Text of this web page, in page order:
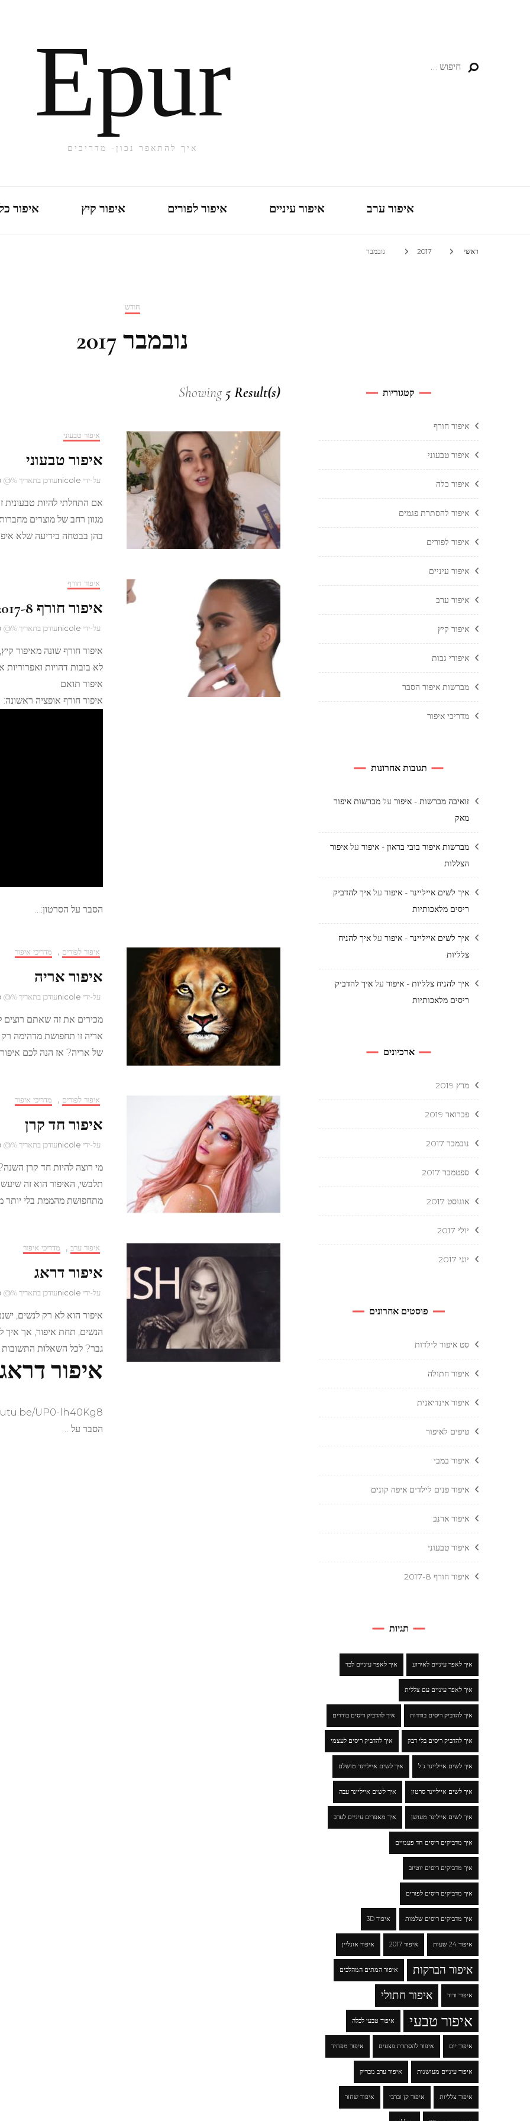
חיפוש: Epur
איך להתאפר נכון- מדריכים
איפור ערב איפור עיניים איפור לפורים איפור קיץ איפור
ראשי 2017 נובמבר
חודש
נובמבר 2017
Showing 5 Result(s)
איפור טבעוני
איפור טבעוני
על-ידי nicoleעודכן בתאריך %@
אם התחלתי להיות טבעונית
מגוון רחב של מוצרים
בהן בבטחה בידיעה שלא
איפור חורף
איפור חורף 2017-8
על-ידי nicoleעודכן בתאריך %@
איפור חורף שונה מאיפור
לא בובות דהויות
איפור תואם
איפור חורף אופציה ראשונה:
הסבר על הסרטון:…
איפור לפורים , מדריכי איפור
איפור אריה
על-ידי nicoleעודכן בתאריך %@
מכירים את זה שאתם רוצים
אריה זו תחפושת מדהימה
של אריה? אז הנה לכם
איפור לפורים , מדריכי איפור
איפור חד קרן
על-ידי nicoleעודכן בתאריך %@
מי רוצה להיות חד קרן
תלבשי, האיפור הוא זה
מתחפושת מהממת בלי יותר
איפור ערב , מדריכי איפור
איפור דראג
על-ידי nicoleעודכן בתאריך %@
איפור הוא לא רק לנשים,
הנשים, תחת איפור, אך איך
גבר? לכל השאלות
איפור
UP0-lh40Kg8
הסבר על …
קטגוריות
איפור חורף
איפור טבעוני
איפור כלה
איפור להסתרת פגמים
איפור לפורים
איפור עיניים
איפור ערב
איפור קיץ
איפורי גבות
מברשות איפור הסבר
מדריכי איפור
תגובות אחרונות
זואיבה מברשות - איפור על מברשות איפור
מאק
מברשות איפור בובי בראון - איפור על איפור
הצללות
איך לשים אייליינר - איפור על איך להדביק
ריסים מלאכותיות
איך לשים אייליינר - איפור על איך להניח
צלליות
איך להניח צלליות - איפור על איך להדביק
ריסים מלאכותיות
ארכיונים
מרץ 2019
פברואר 2019
נובמבר 2017
ספטמבר 2017
אוגוסט 2017
יולי 2017
יוני 2017
פוסטים אחרונים
סט איפור לילדות
איפור חתולה
איפור אינדיאנית
טיפים לאיפור
איפור במבי
איפור פנים לילדים איפה קונים
איפור ארנב
איפור טבעוני
איפור חורף 2017-8
תגיות
איך לאפר עיניים לאירוע איך לאפר עיניים לבד
איך לאפר עיניים עם צללית
איך להדביק ריסים בודדות איך להדביק ריסים בודדים
איך להדביק ריסים בלי דבק איך להדביק ריסים לעצמי
איך לשים אייליינר ג'ל איך לשים אייליינר מושלם
איך לשים אייליינר סרטון איך לשים אייליינר עבה
איך לשים איילינר מעושן איך מאפרים עיניים לערב
איך מדביקים ריסים חד פעמיים
איך מדביקים ריסים יוטיוב
איך מדביקים ריסים לפורים
איך מדביקים ריסים שלמות איפור 3D
איפור 24 שעות איפור 2017 איפור אונליין
איפור הברקות איפור המתים המהלכים
איפור ורוד איפור חתולי
איפור טבעי איפור טבעי לכלה
איפור יום איפור להסתרת פצעים איפור מפחיד
איפור עיניים מעושנות איפור ערב מבריק
איפור צלליות איפור קן וברבי איפור שחור